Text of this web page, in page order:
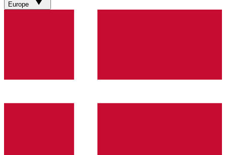
Europe